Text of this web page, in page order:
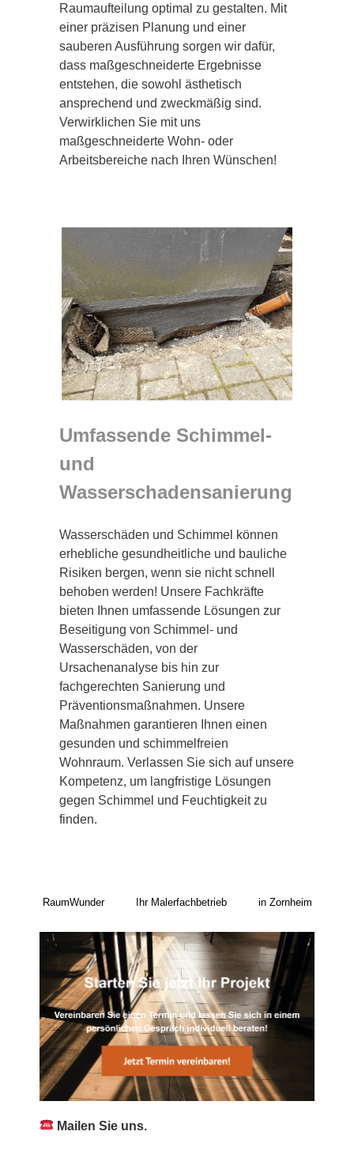
Raumaufteilung optimal zu gestalten. Mit
einer präzisen Planung und einer
sauberen Ausführung sorgen wir dafür,
dass maßgeschneiderte Ergebnisse
entstehen, die sowohl ästhetisch
ansprechend und zweckmäßig sind.
Verwirklichen Sie mit uns
maßgeschneiderte Wohn- oder
Arbeitsbereiche nach Ihren Wünschen!
Umfassende Schimmel-
und
Wasserschadensanierung
Wasserschäden und Schimmel können
erhebliche gesundheitliche und bauliche
Risiken bergen, wenn sie nicht schnell
behoben werden! Unsere Fachkräfte
bieten Ihnen umfassende Lösungen zur
Beseitigung von Schimmel- und
Wasserschäden, von der
Ursachenanalyse bis hin zur
fachgerechten Sanierung und
Präventionsmaßnahmen. Unsere
Maßnahmen garantieren Ihnen einen
gesunden und schimmelfreien
Wohnraum. Verlassen Sie sich auf unsere
Kompetenz, um langfristige Lösungen
gegen Schimmel und Feuchtigkeit zu
finden.
RaumWunder Ihr Malerfachbetrieb in Zornheim
Mailen Sie uns.